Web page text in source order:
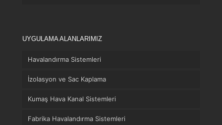
UYGULAMA ALANLARIMIZ
Havalandırma Sistemleri
İzolasyon ve Sac Kaplama
Kumaş Hava Kanal Sistemleri
Fabrika Havalandırma Sistemleri